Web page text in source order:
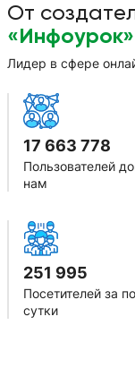
вместе к
От
«Инфоурок»
Лидер в сфере
17 663 778
Пользователей
нам
251 995
Посетителей за
сутки